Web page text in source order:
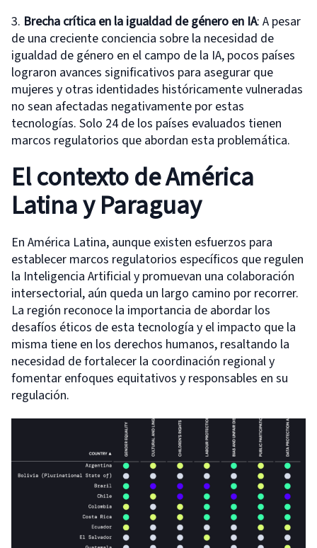
3. Brecha crítica en la igualdad degénero en IA: A pesar
de una creciente conciencia sobre la necesidad de
igualdad de género en el campo de la IA, pocos países
lograron avances significativos para asegurar que
mujeres y otras identidades históricamente vulneradas
no sean afectadas negativamente por estas
tecnologías. Solo 24 de los países evaluados tienen
marcos regulatorios que abordan esta problemática.
El contexto de América
Latina y Paraguay
En América Latina, aunque existen esfuerzos para
establecer marcos regulatorios específicos que regulen
la Inteligencia Artificial y promuevan una colaboración
intersectorial, aún queda un largo camino por recorrer.
La región reconoce la importancia de abordar los
desafíos éticos de esta tecnología y el impacto que la
misma tiene en los derechos humanos, resaltando la
necesidad de fortalecer la coordinación regional y
fomentar enfoques equitativos y responsables en su
regulación.